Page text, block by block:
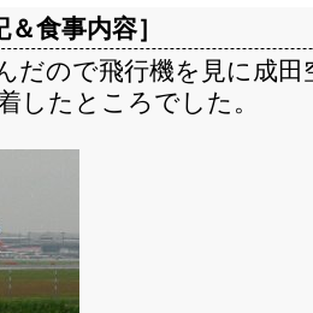
＆食事内容］
だので飛行機を見に成
したところでした。